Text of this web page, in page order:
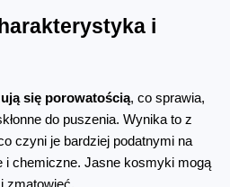
i
się porowatością, co sprawia,
do puszenia. Wynika to z
czyni je bardziej podatnymi na
i chemiczne. Jasne kosmyki mogą
zmatowieć.